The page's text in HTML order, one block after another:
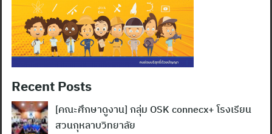
Recent Posts
[คณะศึกษาดูงาน] กลุ่ม OSK connecx+ โรงเรียน
สวนกุหลาบวิทยาลัย